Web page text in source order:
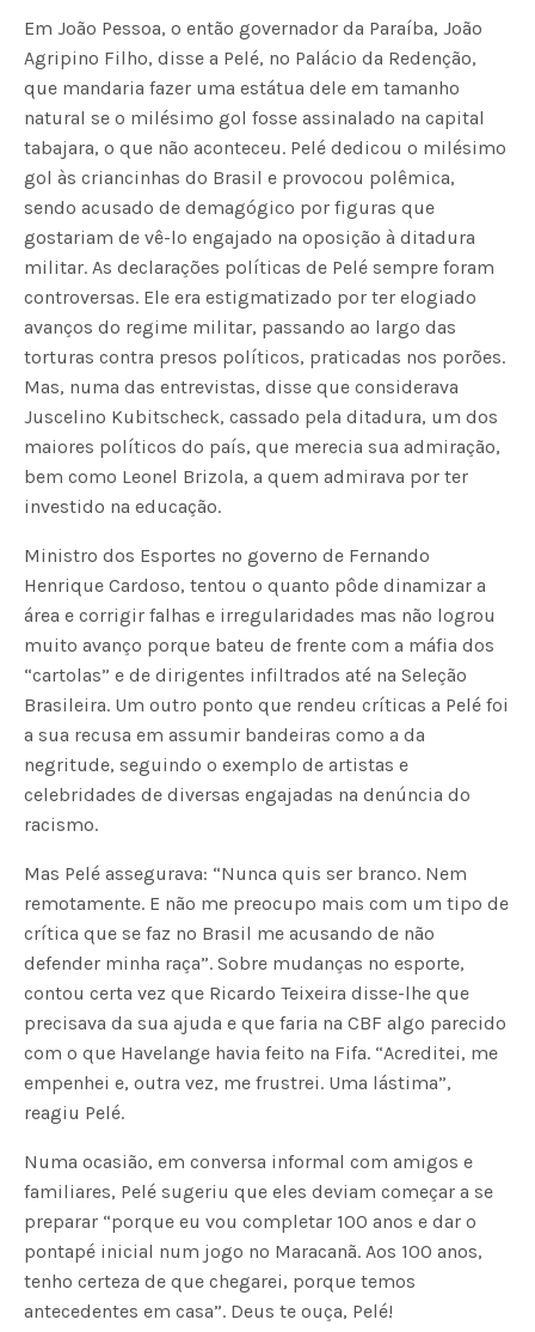
Em João Pessoa, o então governador da Paraíba, João
Agripino Filho, disse a Pelé, no Palácio da Redenção,
que mandaria fazer uma estátua dele em tamanho
natural se o milésimo gol fosse assinalado na capital
tabajara, o que não aconteceu. Pelé dedicou o milésimo
gol às criancinhas do Brasil e provocou polêmica,
sendo acusado de demagógico por figuras que
gostariam de vê-lo engajado na oposição à ditadura
militar. As declarações políticas de Pelé sempre foram
controversas. Ele era estigmatizado por ter elogiado
avanços do regime militar, passando ao largo das
torturas contra presos políticos, praticadas nos porões.
Mas, numa das entrevistas, disse que considerava
Juscelino Kubitscheck, cassado pela ditadura, um dos
maiores políticos do país, que merecia sua admiração,
bem como Leonel Brizola, a quem admirava por ter
investido na educação.
Ministro dos Esportes no governo de Fernando
Henrique Cardoso, tentou o quanto pôde dinamizar a
área e corrigir falhas e irregularidades mas não logrou
muito avanço porque bateu de frente com a máfia dos
“cartolas” e de dirigentes infiltrados até na Seleção
Brasileira. Um outro ponto que rendeu críticas a Pelé foi
a sua recusa em assumir bandeiras como a da
negritude, seguindo o exemplo de artistas e
celebridades de diversas engajadas na denúncia do
racismo.
Mas Pelé assegurava: “Nunca quis ser branco. Nem
remotamente. E não me preocupo mais com um tipo de
crítica que se faz no Brasil me acusando de não
defender minha raça”. Sobre mudanças no esporte,
contou certa vez que Ricardo Teixeira disse-lhe que
precisava da sua ajuda e que faria na CBF algo parecido
com o que Havelange havia feito na Fifa. “Acreditei, me
empenhei e, outra vez, me frustrei. Uma lástima”,
reagiu Pelé.
Numa ocasião, em conversa informal com amigos e
familiares, Pelé sugeriu que eles deviam começar a se
preparar “porque eu vou completar 100 anos e dar o
pontapé inicial num jogo no Maracanã. Aos 100 anos,
tenho certeza de que chegarei, porque temos
antecedentes em casa”. Deus te ouça, Pelé!